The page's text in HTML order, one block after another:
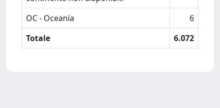
OC - Oceania
6
Totale
6.072